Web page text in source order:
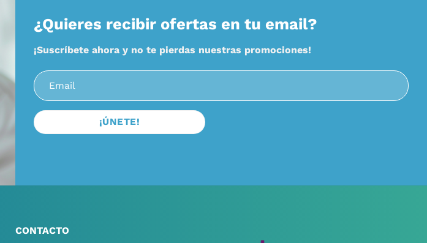
¿Quieres recibir ofertas en tu email?
¡Suscríbete ahora y no te pierdas nuestras promociones!
CONTACTO